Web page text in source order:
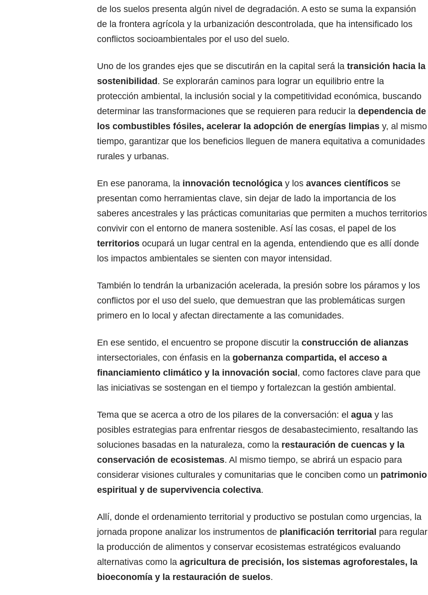
de los suelos presenta algún nivel de degradación. A esto se suma la expansión
de la frontera agrícola y la urbanización descontrolada, que ha intensificado los
conflictos socioambientales por el uso del suelo.
Uno de los grandes ejes que se discutirán en la capital será la transición hacia la
sostenibilidad . Se explorarán caminos para lograr un equilibrio entre la
protección ambiental, la inclusión social y la competitividad económica, buscando
determinar las transformaciones que se requieren para reducir la dependencia de
los combustibles fósiles, acelerar la adopción de energías limpias y, al mismo
tiempo, garantizar que los beneficios lleguen de manera equitativa a comunidades
rurales y urbanas.
En ese panorama, la innovación tecnológica y los avances científicos se
presentan como herramientas clave, sin dejar de lado la importancia de los
saberes ancestrales y las prácticas comunitarias que permiten a muchos territorios
convivir con el entorno de manera sostenible. Así las cosas, el papel de los
territorios ocupará un lugar central en la agenda, entendiendo que es allí donde
los impactos ambientales se sienten con mayor intensidad.
También lo tendrán la urbanización acelerada, la presión sobre los páramos y los
conflictos por el uso del suelo, que demuestran que las problemáticas surgen
primero en lo local y afectan directamente a las comunidades.
En ese sentido, el encuentro se propone discutir la construcción de alianzas
intersectoriales, con énfasis en la gobernanza compartida, el acceso a
financiamiento climático y la innovación social , como factores clave para que
las iniciativas se sostengan en el tiempo y fortalezcan la gestión ambiental.
Tema que se acerca a otro de los pilares de la conversación: el agua y las
posibles estrategias para enfrentar riesgos de desabastecimiento, resaltando las
soluciones basadas en la naturaleza, como la restauración de cuencas y la
conservación de ecosistemas. Al mismo tiempo, se abrirá un espacio para
considerar visiones culturales y comunitarias que le conciben como un patrimonio
espiritual y de supervivencia colectiva.
Allí, donde el ordenamiento territorial y productivo se postulan como urgencias, la
jornada propone analizar los instrumentos de planificación territorial para regular
la producción de alimentos y conservar ecosistemas estratégicos evaluando
alternativas como la agricultura de precisión, los sistemas agroforestales, la
bioeconomía y la restauración de suelos.